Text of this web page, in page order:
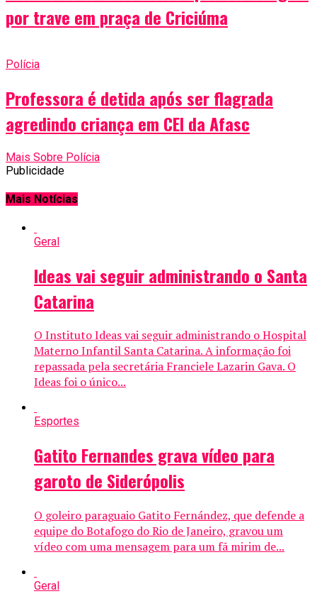
por trave em praça de Criciúma
Polícia
Professora é detida após ser flagrada
agredindo criança em CEI da Afasc
Mais Sobre Polícia
Publicidade
Mais Notícias
Geral
Ideas vai seguir administrando o Santa
Catarina
O Instituto Ideas vai seguir administrando o Hospital
Materno Infantil Santa Catarina. A informação foi
repassada pela secretária Franciele Lazarin Gava. O
Ideas foi o único...
Esportes
Gatito Fernandes grava vídeo para
garoto de Siderópolis
O goleiro paraguaio Gatito Fernández, que defende a
equipe do Botafogo do Rio de Janeiro, gravou um
vídeo com uma mensagem para um fã mirim de...
Geral